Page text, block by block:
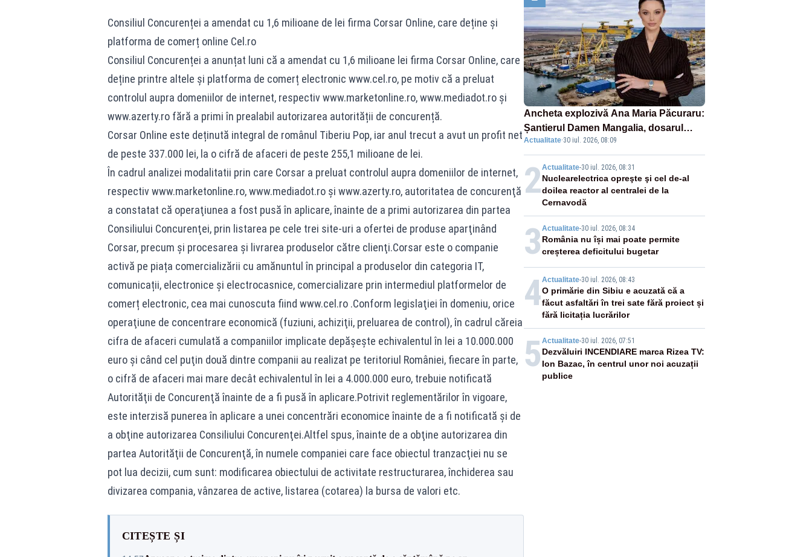
Consiliul Concurenței a amendat cu 1,6 milioane de lei firma Corsar Online, care deține și
platforma de comerț online Cel.ro
Consiliul Concurenței a anunțat luni că a amendat cu 1,6 milioane lei firma Corsar Online, care
deține printre altele și platforma de comerț electronic www.cel.ro, pe motiv că a preluat
controlul aupra domeniilor de internet, respectiv www.marketonline.ro, www.mediadot.ro și
www.azerty.ro fără a primi în prealabil autorizarea autorității de concurență.
Corsar Online este deținută integral de românul Tiberiu Pop, iar anul trecut a avut un profit net
de peste 337.000 lei, la o cifră de afaceri de peste 255,1 milioane de lei.
În cadrul analizei modalitatii prin care Corsar a preluat controlul aupra domeniilor de internet,
respectiv www.marketonline.ro, www.mediadot.ro și www.azerty.ro, autoritatea de concurenţă
a constatat că operaţiunea a fost pusă în aplicare, înainte de a primi autorizarea din partea
Consiliului Concurenţei, prin listarea pe cele trei site-uri a ofertei de produse aparţinând
Corsar, precum şi procesarea şi livrarea produselor către clienţi.Corsar este o companie
activă pe piața comercializării cu amănuntul în principal a produselor din categoria IT,
comunicații, electronice și electrocasnice, comercializare prin intermediul platformelor de
comerț electronic, cea mai cunoscuta fiind www.cel.ro .Conform legislaţiei în domeniu, orice
operaţiune de concentrare economică (fuziuni, achiziţii, preluarea de control), în cadrul căreia
cifra de afaceri cumulată a companiilor implicate depăşeşte echivalentul în lei a 10.000.000
euro şi când cel puţin două dintre companii au realizat pe teritoriul României, fiecare în parte,
o cifră de afaceri mai mare decât echivalentul în lei a 4.000.000 euro, trebuie notificată
Autorităţii de Concurenţă înainte de a fi pusă în aplicare.Potrivit reglementărilor în vigoare,
este interzisă punerea în aplicare a unei concentrări economice înainte de a fi notificată şi de
a obţine autorizarea Consiliului Concurenţei.Altfel spus, înainte de a obţine autorizarea din
partea Autorităţii de Concurenţă, în numele companiei care face obiectul tranzacţiei nu se
pot lua decizii, cum sunt: modificarea obiectului de activitate restructurarea, închiderea sau
divizarea compania, vânzarea de active, listarea (cotarea) la bursa de valori etc.
CITEȘTE ȘI
Ancheta explozivă Ana Maria Păcuraru:
Șantierul Damen Mangalia, dosarul
care scufundă apărarea României
Actualitate·30 iul. 2026, 08:09
2Actualitate-30 iul. 2026, 08:31
Nuclearelectrica opreşte şi cel de-al
doilea reactor al centralei de la
Cernavodă
3 Actualitate-30 iul. 2026, 08:34
România nu își mai poate permite
creșterea deficitului bugetar
4Actualitate-30 iul. 2026, 08:43
O primărie din Sibiu e acuzată că a
făcut asfaltări în trei sate fără proiect și
fără licitația lucrărilor
5 Actualitate-30 iul. 2026, 07:51
Dezvăluiri INCENDIARE marca Rizea TV:
Ion Bazac, în centrul unor noi acuzații
publice